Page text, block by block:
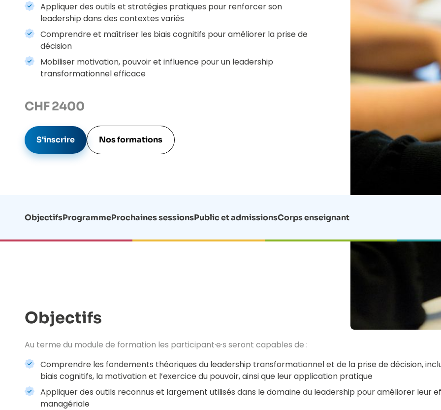
Appliquer des outils et stratégies pratiques pour renforcer son
leadership dans des contextes variés
Comprendre et maîtriser les biais cognitifs pour améliorer la prise de
décision
Mobiliser motivation, pouvoir et influence pour un leadership
transformationnel efficace
CHF2400
S'inscrire Nos formations
ObjectifsProgrammeProchaines sessionsPublic et admissionsCorps enseignant
Objectifs
Au terme du module de formation les participant·e·s seront capables de :
Comprendre les fondements théoriques du leadership transformationnel et de la prise de décision,
biais cognitifs, la motivation et l’exercice du pouvoir, ainsi que leur application pratique
Appliquer des outils reconnus et largement utilisés dans le domaine du leadership pour améliorer leur
managériale